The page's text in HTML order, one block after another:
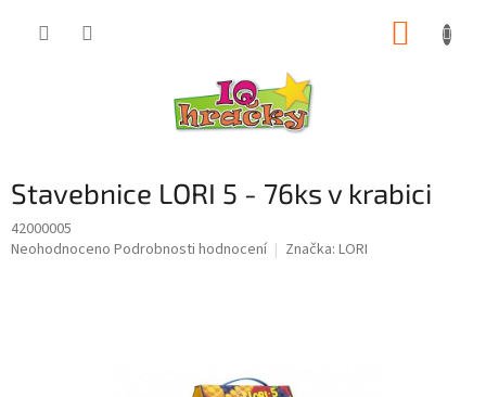
Stavebnice LORI 5 - 76ks v krabici
42000005
Průměrné
Neohodnoceno Podrobnosti hodnocení Značka: LORI